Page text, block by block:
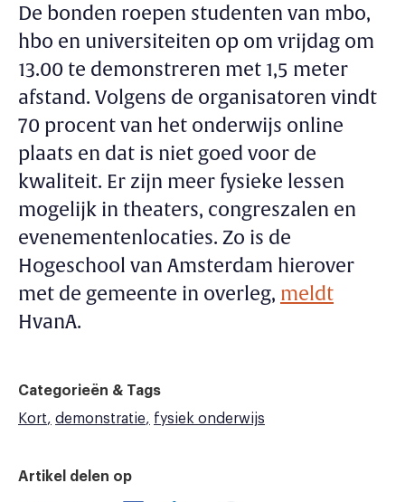
De bonden roepen studenten van mbo,
hbo en universiteiten op om vrijdag om
13.00 te demonstreren met 1,5 meter
afstand. Volgens de organisatoren vindt
70 procent van het onderwijs online
plaats en dat is niet goed voor de
kwaliteit. Er zijn meer fysieke lessen
mogelijk in theaters, congreszalen en
evenementenlocaties. Zo is de
Hogeschool van Amsterdam hierover
met de gemeente in overleg, meldt
HvanA.
Categorieën & Tags
Kort
demonstratie fysiek onderwijs
Artikel delen op